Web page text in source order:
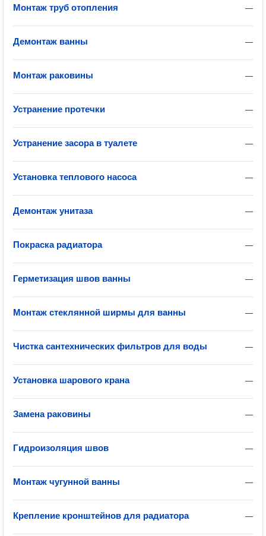
—
Монтаж труб отопления
—
Демонтаж ванны
—
Монтаж раковины
—
Устранение протечки
—
Устранение засора в туалете
—
Установка теплового насоса
—
Демонтаж унитаза
—
Покраска радиатора
—
Герметизация швов ванны
—
Монтаж стеклянной ширмы для ванны
—
Чистка сантехнических фильтров для воды
—
Установка шарового крана
—
Замена раковины
—
Гидроизоляция швов
—
Монтаж чугунной ванны
—
Крепление кронштейнов для радиатора